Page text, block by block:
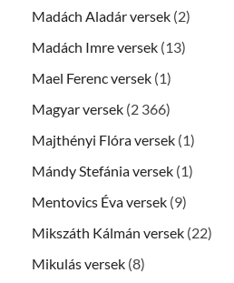
Madách Aladár versek (2)
Madách Imre versek (13)
Mael Ferenc versek (1)
Magyar versek (2 366)
Majthényi Flóra versek (1)
Mándy Stefánia versek (1)
Mentovics Éva versek (9)
Mikszáth Kálmán versek (22)
Mikulás versek (8)